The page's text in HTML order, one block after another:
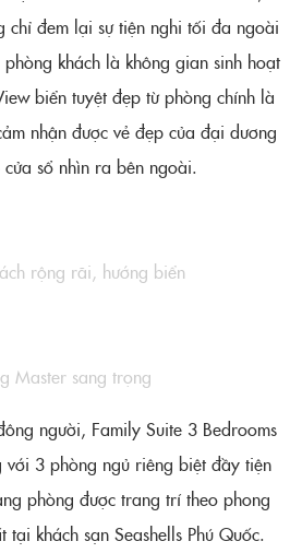
chỉ đem lại sự tiện nghi tối đa ngoài
khách là không gian sinh hoạt
biển tuyệt đẹp từ phòng chính là
nhận được vẻ đẹp của đại dương
sổ nhìn ra bên ngoài.
rộng rãi, hướng biển
Master sang trọng
người, Family Suite 3 Bedrooms
3 phòng ngủ riêng biệt đầy tiện
phòng được trang trí theo phong
tại khách sạn Seashells Phú Quốc.